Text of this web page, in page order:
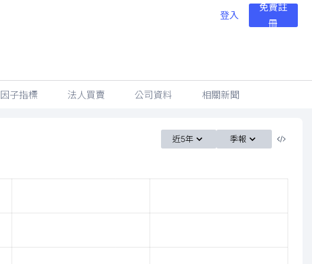
登入
免費註
冊
因子指標 法人買賣 公司資料 相關新聞
近5年 季報